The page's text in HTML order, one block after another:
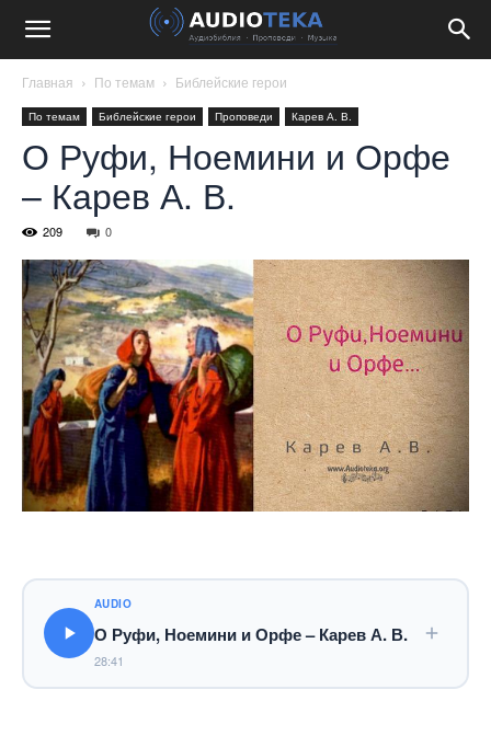
Главная По темам Библейские герои
По темам Библейские герои Проповеди Карев А. В.
О Руфи, Ноемини и Орфе
– Карев А. В.
209 0
AUDIO
О Руфи, Ноемини и Орфе – Карев А. В.
28:41